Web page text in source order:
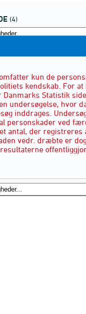
(4)
kun de
kendskab. For at
Danmarks Statistik
undersøgelse, hvor
inddrages.
personskader ved
antal, der registreres
vedr. dræbte er